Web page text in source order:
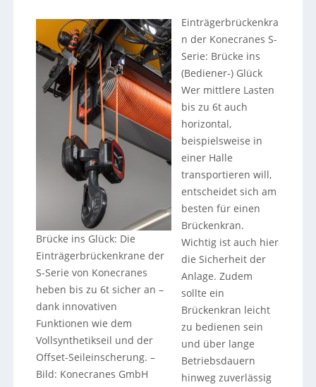
Brücke ins Glück: Die
Einträgerbrückenkrane der
S-Serie von Konecranes
heben bis zu 6t sicher an –
dank innovativen
Funktionen wie dem
Vollsynthetikseil und der
Offset-Seileinscherung. –
Bild: Konecranes GmbH
Einträgerbrückenkra
n der Konecranes S-
Serie: Brücke ins
(Bediener-) Glück
Wer mittlere Lasten
bis zu 6t auch
horizontal,
beispielsweise in
einer Halle
transportieren will,
entscheidet sich am
besten für einen
Brückenkran.
Wichtig ist auch hier
die Sicherheit der
Anlage. Zudem
sollte ein
Brückenkran leicht
zu bedienen sein
und über lange
Betriebsdauern
hinweg zuverlässig